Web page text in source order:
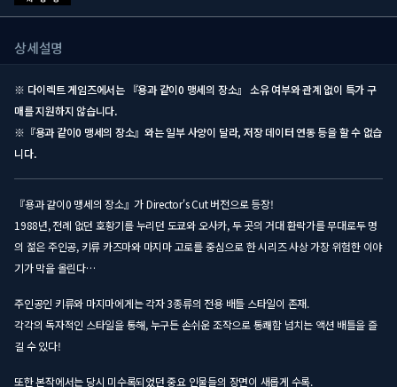
상세설명
※ 다이렉트 게임즈에서는 『용과 같이0 맹세의 장소』 소유 여부와 관계 없이 특가 구
매를 지원하지 않습니다.
※『용과 같이0 맹세의 장소』와는 일부 사양이 달라, 저장 데이터 연동 등을 할 수 없습
니다.
『용과 같이0 맹세의 장소』가 Director's Cut 버전으로 등장!
1988년, 전례 없던 호황기를 누리던 도쿄와 오사카, 두 곳의 거대 환락가를 무대로두 명
의 젊은 주인공, 키류 카즈마와 마지마 고로를 중심으로 한 시리즈 사상 가장 위험한 이야
기가 막을 올린다…
주인공인 키류와 마지마에게는 각자 3종류의 전용 배틀 스타일이 존재.
각각의 독자적인 스타일을 통해, 누구든 손쉬운 조작으로 통쾌함 넘치는 액션 배틀을 즐
길 수 있다!
또한 본작에서는 당시 미수록되었던 중요 인물들의 장면이 새롭게 수록.